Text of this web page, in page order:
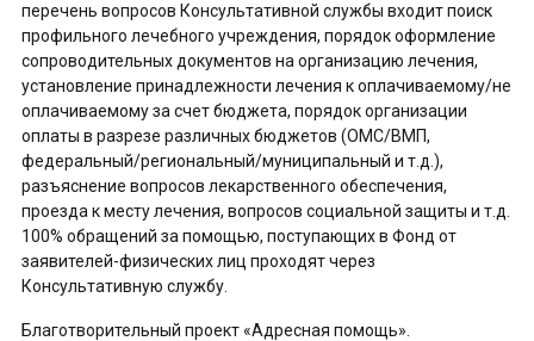
перечень вопросов Консультативной службы входит поиск
профильного лечебного учреждения, порядок оформление
сопроводительных документов на организацию лечения,
установление принадлежности лечения к оплачиваемому/не
оплачиваемому за счет бюджета, порядок организации
оплаты в разрезе различных бюджетов (ОМС/ВМП,
федеральный/региональный/муниципальный и т.д.),
разъяснение вопросов лекарственного обеспечения,
проезда к месту лечения, вопросов социальной защиты и т.д.
100% обращений за помощью, поступающих в Фонд от
заявителей-физических лиц проходят через
Консультативную службу.
Благотворительный проект «Адресная помощь».